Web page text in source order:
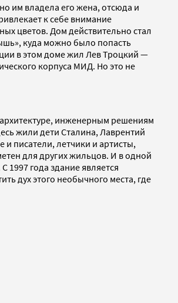
им владела его жена, отсюда и
к себе внимание
цветов. Дом действительно стал
куда можно было попасть
в этом доме жил Лев Троцкий —
корпуса МИД. Но это не
инженерным решениям
жили дети Сталина, Лаврентий
писатели, летчики и артисты,
для других жильцов. И в одной
года здание является
дух этого необычного места, где